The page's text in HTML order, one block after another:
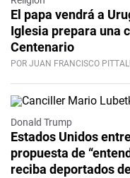
El papa vendrá a
Iglesia prepara una
Centenario
POR JUAN FRANCISCO
Donald Trump
Estados Unidos
propuesta de
reciba deportados